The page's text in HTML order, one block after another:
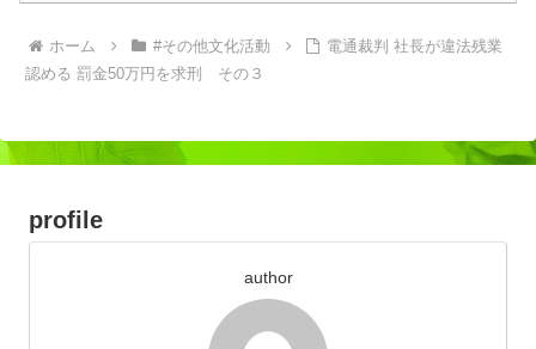
ホーム #その他文化活動
電通裁判 社長が違法残業
認める 罰金50万円を求刑 その３
profile
author